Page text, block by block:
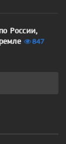
России,
847